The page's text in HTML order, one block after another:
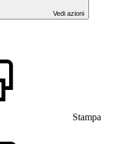
Vedi azioni
Stampa